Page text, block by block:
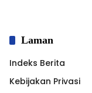
Laman
Indeks Berita
Kebijakan Privasi